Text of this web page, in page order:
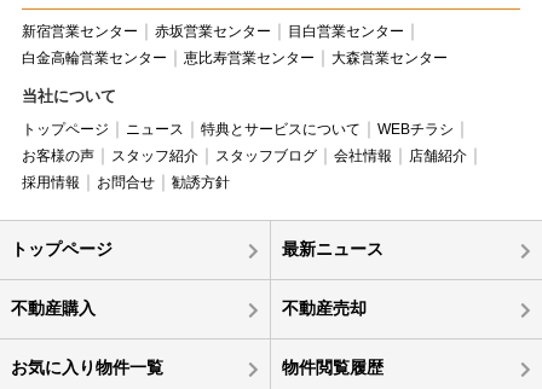
新宿営業センター 赤坂営業センター
目白営業センター
白金高輪営業センター
恵比寿営業センター 大森営業センター
当社について
トップページ ニュース 特典とサービスについて
WEBチラシ
お客様の声
スタッフ紹介 スタッフブログ 会社情報
店舗紹介
採用情報
お問合せ 勧誘方針
トップページ 最新ニュース
不動産購入 不動産売却
お気に入り物件一覧 物件閲覧履歴